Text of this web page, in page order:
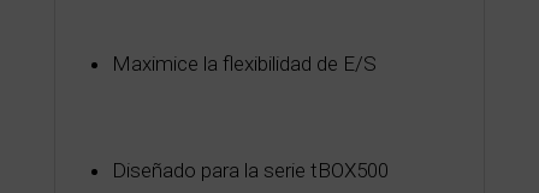
Maximice la flexibilidad de E/S
Diseñado para la serie tBOX500